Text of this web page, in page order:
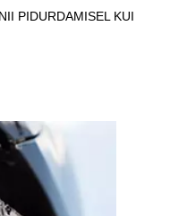
PIDURDAMISEL KUI